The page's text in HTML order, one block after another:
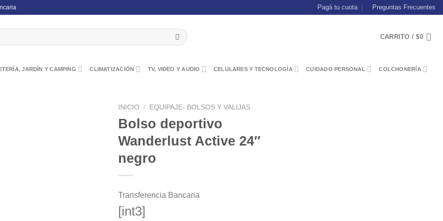
Pagá tu cuota Preguntas Frecuentes
CARRITO /$0
JARDÍN Y CAMPING CLIMATIZACIÓN TV, VIDEO Y AUDIO CELULARES Y TECNOLOGÍA CUIDADO PERSONAL COLCHONERÍA
INICIO / EQUIPAJE- BOLSOS Y VALIJAS
Bolso deportivo
Wanderlust Active 24″
negro
Transferencia Bancaria
[int3]